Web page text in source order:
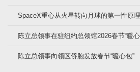
SpaceX重心从火星转向月球的第一性原理
陈立总领事在驻纽约总领馆2026春节“暖
陈立总领事向领区侨胞发放春节“暖心包”